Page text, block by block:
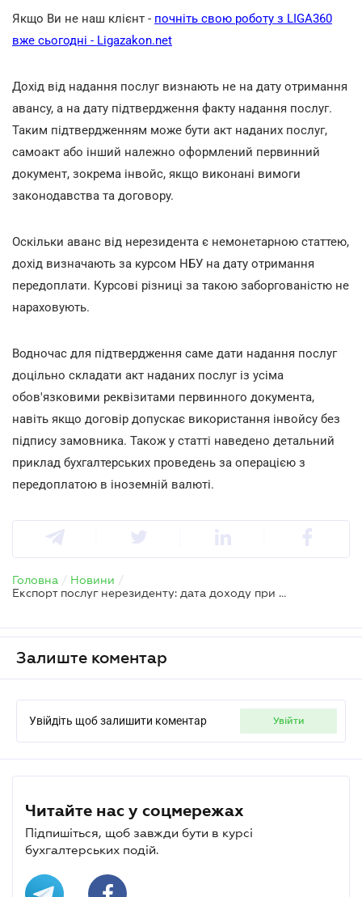
Якщо Ви не наш клієнт - почніть свою роботу з LIGA360
вже сьогодні - Ligazakon.net
Дохід від надання послуг визнають не на дату отримання
авансу, а на дату підтвердження факту надання послуг.
Таким підтвердженням може бути акт наданих послуг,
самоакт або інший належно оформлений первинний
документ, зокрема інвойс, якщо виконані вимоги
законодавства та договору.
Оскільки аванс від нерезидента є немонетарною статтею,
дохід визначають за курсом НБУ на дату отримання
передоплати. Курсові різниці за такою заборгованістю не
нараховують.
Водночас для підтвердження саме дати надання послуг
доцільно складати акт наданих послуг із усіма
обов'язковими реквізитами первинного документа,
навіть якщо договір допускає використання інвойсу без
підпису замовника. Також у статті наведено детальний
приклад бухгалтерських проведень за операцією з
передоплатою в іноземній валюті.
Головна / Новини /
Експорт послуг нерезиденту: дата доходу при авансовій оплаті
Залиште коментар
Увійдіть щоб залишити коментар увійти
Читайте нас у соцмережах
Підпишіться, щоб завжди бути в курсі
бухгалтерських подій.